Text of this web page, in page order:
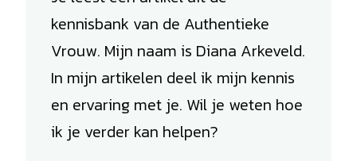
kennisbank van de Authentieke
Vrouw. Mijn naam is Diana Arkeveld.
In mijn artikelen deel ik mijn kennis
en ervaring met je. Wil je weten hoe
ik je verder kan helpen?